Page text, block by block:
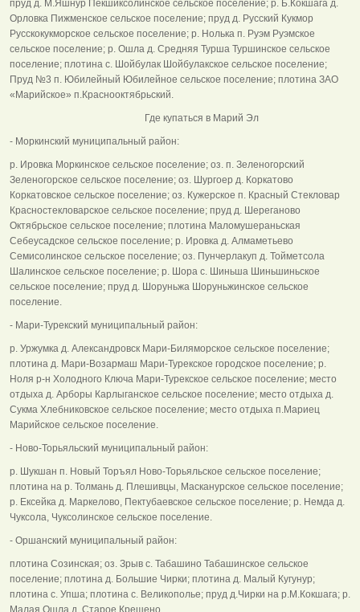
пруд д. М.Яшнур Пекшиксолинское сельское поселение; р. Б.Кокшага д.
Орловка Пижменское сельское поселение; пруд д. Русский Кукмор
Русскокукморское сельское поселение; р. Нолька п. Руэм Руэмское
сельское поселение; р. Ошла д. Средняя Турша Туршинское сельское
поселение; плотина с. Шойбулак Шойбулакское сельское поселение;
Пруд №3 п. Юбилейный Юбилейное сельское поселение; плотина ЗАО
«Марийское» п.Краснооктябрьский.
Где купаться в Марий Эл
- Моркинский муниципальный район:
р. Ировка Моркинское сельское поселение; оз. п. Зеленогорский
Зеленогорское сельское поселение; оз. Шургоер д. Коркатово
Коркатовское сельское поселение; оз. Кужерское п. Красный Стекловар
Красностекловарское сельское поселение; пруд д. Шереганово
Октябрьское сельское поселение; плотина Маломушераньская
Себеусадское сельское поселение; р. Ировка д. Алмаметьево
Семисолинское сельское поселение; оз. Пунчерлакуп д. Тойметсола
Шалинское сельское поселение; р. Шора с. Шиньша Шиньшиньское
сельское поселение; пруд д. Шоруньжа Шоруньжинское сельское
поселение.
- Мари-Турекский муниципальный район:
р. Уржумка д. Александровск Мари-Биляморское сельское поселение;
плотина д. Мари-Возармаш Мари-Турекское городское поселение; р.
Ноля р-н Холодного Ключа Мари-Турекское сельское поселение; место
отдыха д. Арборы Карлыганское сельское поселение; место отдыха д.
Сукма Хлебниковское сельское поселение; место отдыха п.Мариец
Марийское сельское поселение.
- Ново-Торьяльский муниципальный район:
р. Шукшан п. Новый Торъял Ново-Торьяльское сельское поселение;
плотина на р. Толмань д. Плешивцы, Масканурское сельское поселение;
р. Ексейка д. Маркелово, Пектубаевское сельское поселение; р. Немда д.
Чуксола, Чуксолинское сельское поселение.
- Оршанский муниципальный район:
плотина Созинская; оз. Зрыв с. Табашино Табашинское сельское
поселение; плотина д. Большие Чирки; плотина д. Малый Кугунур;
плотина с. Упша; плотина с. Великополье; пруд д.Чирки на р.М.Кокшага; р.
Малая Ошла д. Старое Крещено.